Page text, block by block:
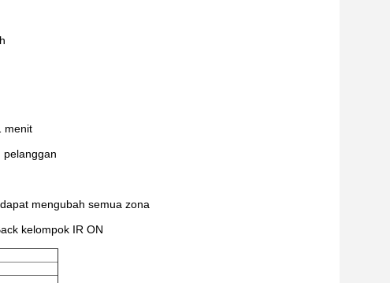
menit
pelanggan
mengubah semua zona
kelompok IR ON